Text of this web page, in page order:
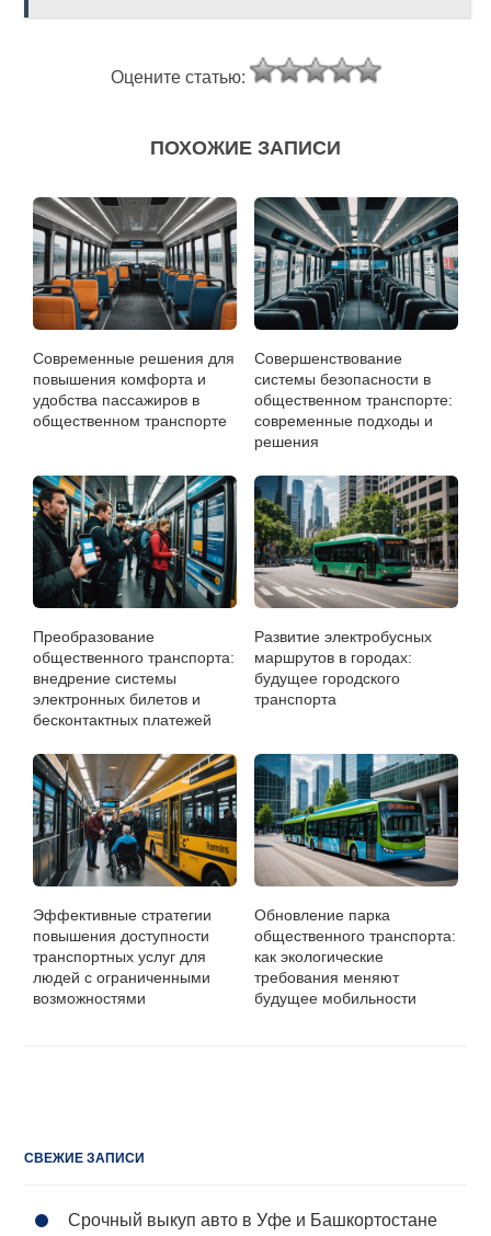
Оцените статью:
ПОХОЖИЕ ЗАПИСИ
Современные решения для
повышения комфорта и
удобства пассажиров в
общественном транспорте
Совершенствование
системы безопасности в
общественном транспорте:
современные подходы и
решения
Преобразование
общественного транспорта:
внедрение системы
электронных билетов и
бесконтактных платежей
Развитие электробусных
маршрутов в городах:
будущее городского
транспорта
Эффективные стратегии
повышения доступности
транспортных услуг для
людей с ограниченными
возможностями
Обновление парка
общественного транспорта:
как экологические
требования меняют
будущее мобильности
СВЕЖИЕ ЗАПИСИ
Срочный выкуп авто в Уфе и Башкортостане